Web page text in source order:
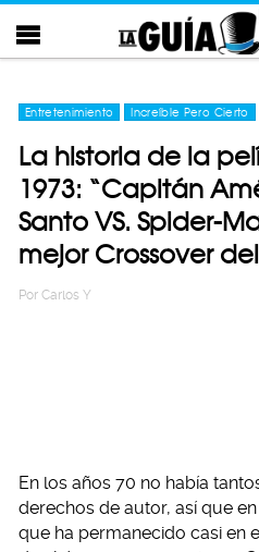
Entretenimiento Increíble Pero Cierto
La historia de la
1973: “Capitán
Santo VS. Spider-
mejor Crossover
Por Carlos Y
En los años 70 no había
derechos de autor, así que
que ha permanecido casi en